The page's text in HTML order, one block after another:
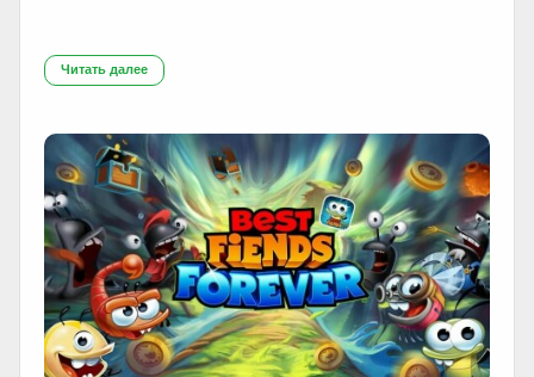
Читать далее